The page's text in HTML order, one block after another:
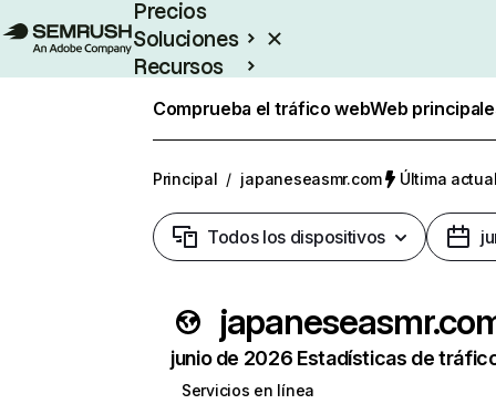
Precios
Soluciones
Recursos
Comprueba el tráfico webWeb
Principal / japaneseasmr.com Última
Todos los dispositivos
junio de 2026 Estadísticas de
Servicios en línea